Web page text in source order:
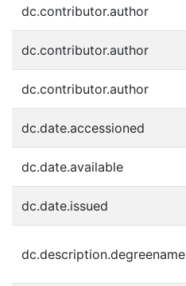
dc.contributor.author
dc.contributor.author
dc.contributor.author
dc.date.accessioned
dc.date.available
dc.date.issued
dc.description.degreename